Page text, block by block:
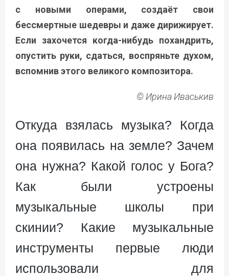
с новыми операми, создаёт свои
бессмертные шедевры и даже дирижирует.
Если захочется когда-нибудь похандрить,
опустить руки, сдаться, воспряньте духом,
вспомнив этого великого композитора.
© Ирина Иваськив
Откуда взялась музыка? Когда
она появилась на земле? Зачем
она нужна? Какой голос у Бога?
Как были устроены
музыкальные школы при
скинии? Какие музыкальные
инструменты первые люди
использовали для